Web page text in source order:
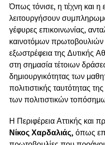
Όπως τόνισε, η τέχνη και
λειτουργήσουν
γέφυρες επικοινωνίας,
καινοτόμων
εξωστρέφεια της Δυτικής
στη σημασία τέτοιων
δημιουργικότητας των
πολιτιστικής ταυτότητας
των πολιτιστικών
Η Περιφέρεια Αττικής και
Νίκος Χαρδαλιάς, όπως